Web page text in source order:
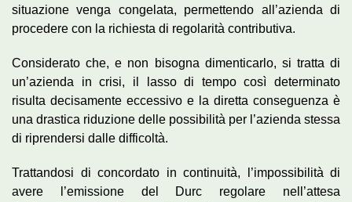
situazione venga congelata, permettendo all’azienda di
procedere con la richiesta di regolarità contributiva.
Considerato che, e non bisogna dimenticarlo, si tratta di
un’azienda in crisi, il lasso di tempo così determinato
risulta decisamente eccessivo e la diretta conseguenza è
una drastica riduzione delle possibilità per l’azienda stessa
di riprendersi dalle difficoltà.
Trattandosi di concordato in continuità, l’impossibilità di
avere l’emissione del Durc regolare nell’attesa